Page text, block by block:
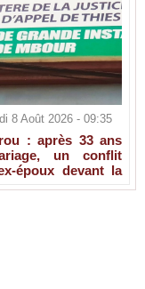
8 Août 2026 - 09:35
: après 33 ans
un conflit
époux devant la